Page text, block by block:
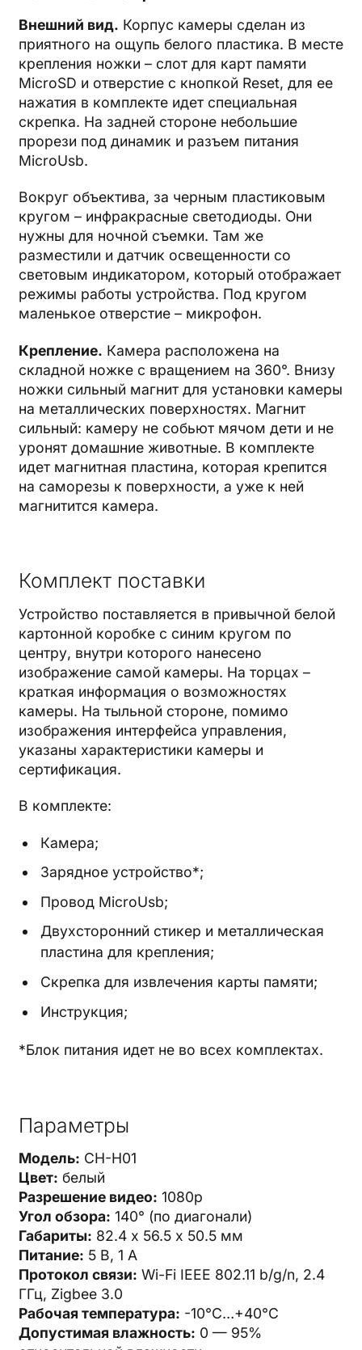
Внешний вид. Корпус камеры сделан из
приятного на ощупь белого пластика. В месте
крепления ножки – слот для карт памяти
MicroSD и отверстие с кнопкой Reset, для ее
нажатия в комплекте идет специальная
скрепка. На задней стороне небольшие
прорези под динамик и разъем питания
MicroUsb.
Вокруг объектива, за черным пластиковым
кругом – инфракрасные светодиоды. Они
нужны для ночной съемки. Там же
разместили и датчик освещенности со
световым индикатором, который отображает
режимы работы устройства. Под кругом
маленькое отверстие – микрофон.
Крепление. Камера расположена на
складной ножке с вращением на 360°. Внизу
ножки сильный магнит для установки камеры
на металлических поверхностях. Магнит
сильный: камеру не собьют мячом дети и не
уронят домашние животные. В комплекте
идет магнитная пластина, которая крепится
на саморезы к поверхности, а уже к ней
магнитится камера.
Комплект поставки
Устройство поставляется в привычной белой
картонной коробке с синим кругом по
центру, внутри которого нанесено
изображение самой камеры. На торцах –
краткая информация о возможностях
камеры. На тыльной стороне, помимо
изображения интерфейса управления,
указаны характеристики камеры и
сертификация.
В комплекте:
Камера;
Зарядное устройство*;
Провод MicroUsb;
Двухсторонний стикер и металлическая
пластина для крепления;
Скрепка для извлечения карты памяти;
Инструкция;
*Блок питания идет не во всех комплектах.
Параметры
Модель: CH-H01
Цвет: белый
Разрешение видео: 1080p
Угол обзора: 140° (по диагонали)
Габариты: 82.4 х 56.5 х 50.5 мм
Питание: 5 В, 1 А
Протокол связи: Wi-Fi IEEE 802.11 b/g/n, 2.4
ГГц, Zigbee 3.0
Рабочая температура: -10°С…+40°С
Допустимая влажность: 0 — 95%